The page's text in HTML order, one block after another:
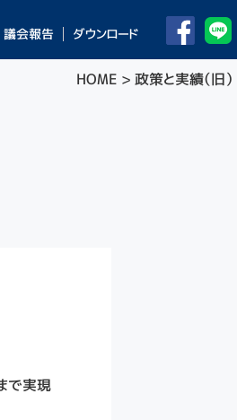
議会報告 ダウンロード
HOME > 政策と実績（旧）
で実現